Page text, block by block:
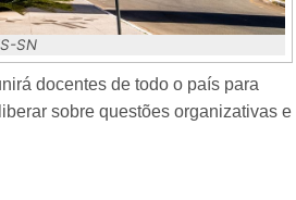
SN
docentes de todo o país para
sobre questões organizativas e